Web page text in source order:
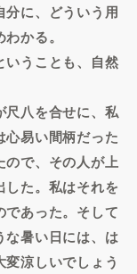
に、どういう用
かる。
うことも、自然
八を合せに、私
易い間柄だった
ので、その人が上
た。私はそれを
あった。そして
な暑い日には、は
涼しいでしょう